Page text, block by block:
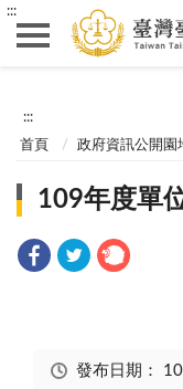
:::
:::
首頁 政府資訊公開園
109年度單
發布日期：